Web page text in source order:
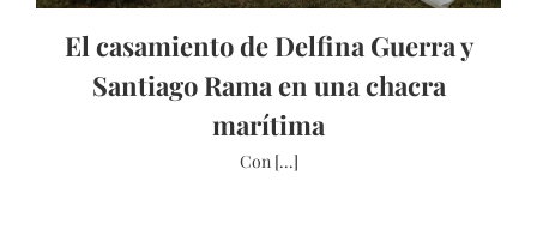
El casamiento de Delfina Guerra y
Santiago Rama en una chacra
marítima
Con [...]